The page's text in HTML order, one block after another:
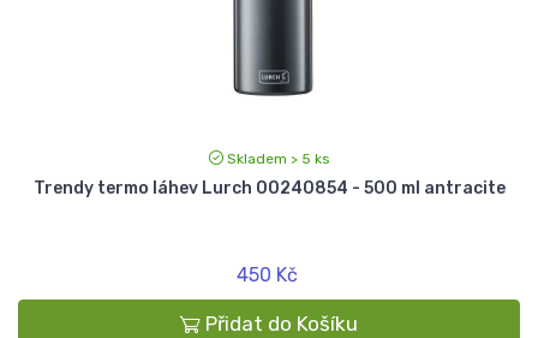
Skladem > 5 ks
Trendy termo láhev Lurch 00240854 - 500 ml antracite
450 Kč
Přidat do Košíku